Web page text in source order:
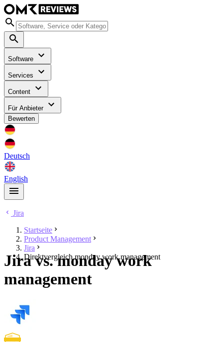
Software
Services
Content
Für Anbieter
Bewerten
Deutsch
English
Jira
Startseite
Product Management
Jira
Direktvergleich monday work management
Jira vs. monday work
management